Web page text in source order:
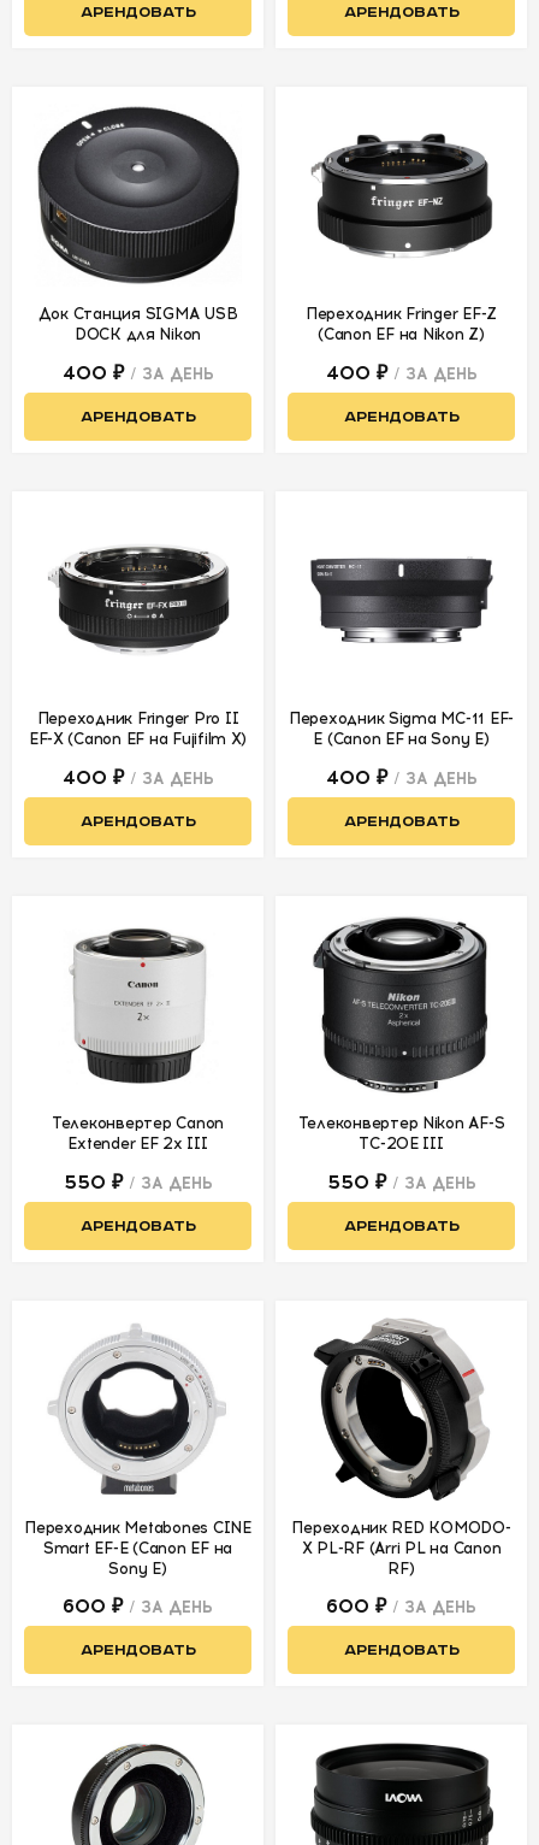
АРЕНДОВАТЬ АРЕНДОВАТЬ
Док Станция SIGMA USB
DOCK для Nikon
400 ₽ / ЗА ДЕНЬ
АРЕНДОВАТЬ
Переходник Fringer EF-Z
(Canon EF на Nikon Z)
400 ₽ / ЗА ДЕНЬ
АРЕНДОВАТЬ
Переходник Fringer Pro II
EF-X (Canon EF на Fujifilm X)
400 ₽ / ЗА ДЕНЬ
АРЕНДОВАТЬ
Переходник Sigma MC-11 EF-
E (Canon EF на Sony E)
400 ₽ / ЗА ДЕНЬ
АРЕНДОВАТЬ
Телеконвертер Canon
Extender EF 2x III
550 ₽ / ЗА ДЕНЬ
АРЕНДОВАТЬ
Телеконвертер Nikon AF-S
TC-20E III
550 ₽ / ЗА ДЕНЬ
АРЕНДОВАТЬ
Переходник Metabones CINE
Smart EF-E (Canon EF на
Sony E)
600 ₽ / ЗА ДЕНЬ
АРЕНДОВАТЬ
Переходник RED KOMODO-
X PL-RF (Arri PL на Canon
RF)
600 ₽ / ЗА ДЕНЬ
АРЕНДОВАТЬ